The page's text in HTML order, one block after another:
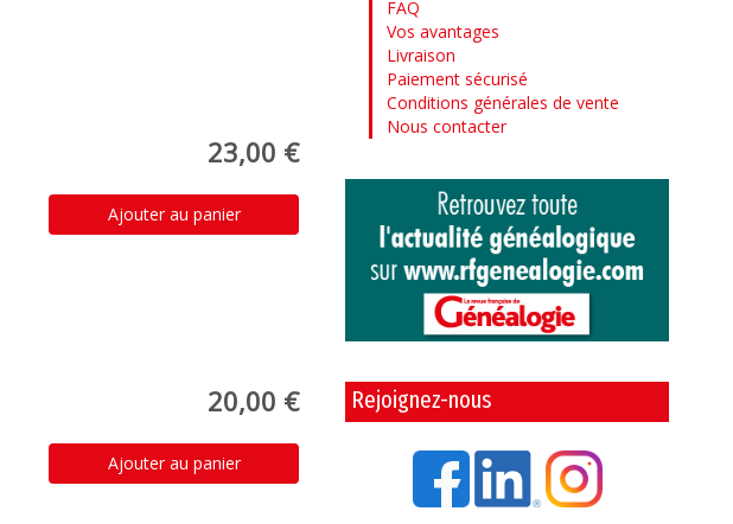
23,00 €
Ajouter au panier
20,00 €
Ajouter au panier
FAQ
Vos avantages
Livraison
Paiement sécurisé
Conditions générales de vente
Nous contacter
Rejoignez-nous